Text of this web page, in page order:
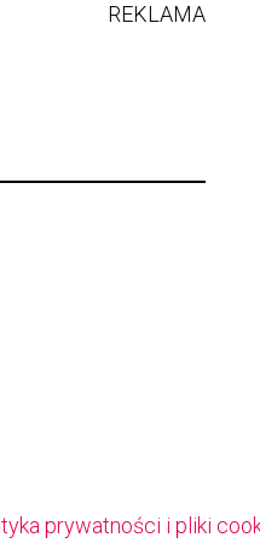
REKLAMA
prywatności i pliki